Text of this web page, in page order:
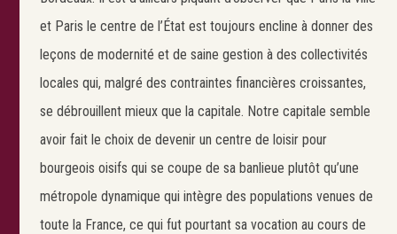
et Paris le centre de l’État est toujours encline à donner des
leçons de modernité et de saine gestion à des collectivités
locales qui, malgré des contraintes financières croissantes,
se débrouillent mieux que la capitale. Notre capitale semble
avoir fait le choix de devenir un centre de loisir pour
bourgeois oisifs qui se coupe de sa banlieue plutôt qu’une
métropole dynamique qui intègre des populations venues de
toute la France, ce qui fut pourtant sa vocation au cours de